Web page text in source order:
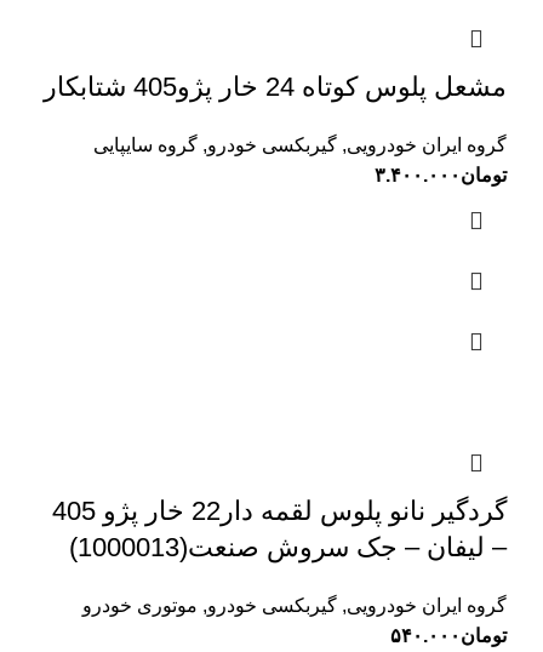
مشعل پلوس کوتاه 24 خار پژو405 شتابکار
گروه ایران خودرویی, گیربکسی خودرو, گروه سایپایی
تومان ۳.۴۰۰.۰۰۰
گردگیر نانو پلوس لقمه دار22 خار پژو 405
– لیفان – جک سروش صنعت(1000013)
گروه ایران خودرویی, گیربکسی خودرو, موتوری خودرو
تومان ۵۴۰.۰۰۰